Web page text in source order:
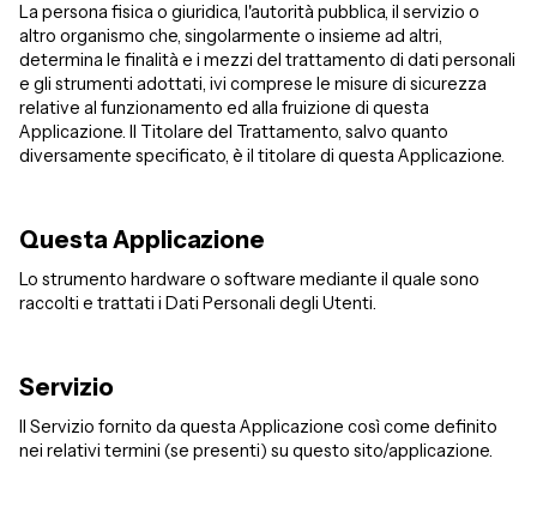
La persona fisica o giuridica, l'autorità pubblica, il servizio o
altro organismo che, singolarmente o insieme ad altri,
determina le finalità e i mezzi del trattamento di dati personali
e gli strumenti adottati, ivi comprese le misure di sicurezza
relative al funzionamento ed alla fruizione di questa
Applicazione. Il Titolare del Trattamento, salvo quanto
diversamente specificato, è il titolare di questa Applicazione.
Questa Applicazione
Lo strumento hardware o software mediante il quale sono
raccolti e trattati i Dati Personali degli Utenti.
Servizio
Il Servizio fornito da questa Applicazione così come definito
nei relativi termini (se presenti) su questo sito/applicazione.